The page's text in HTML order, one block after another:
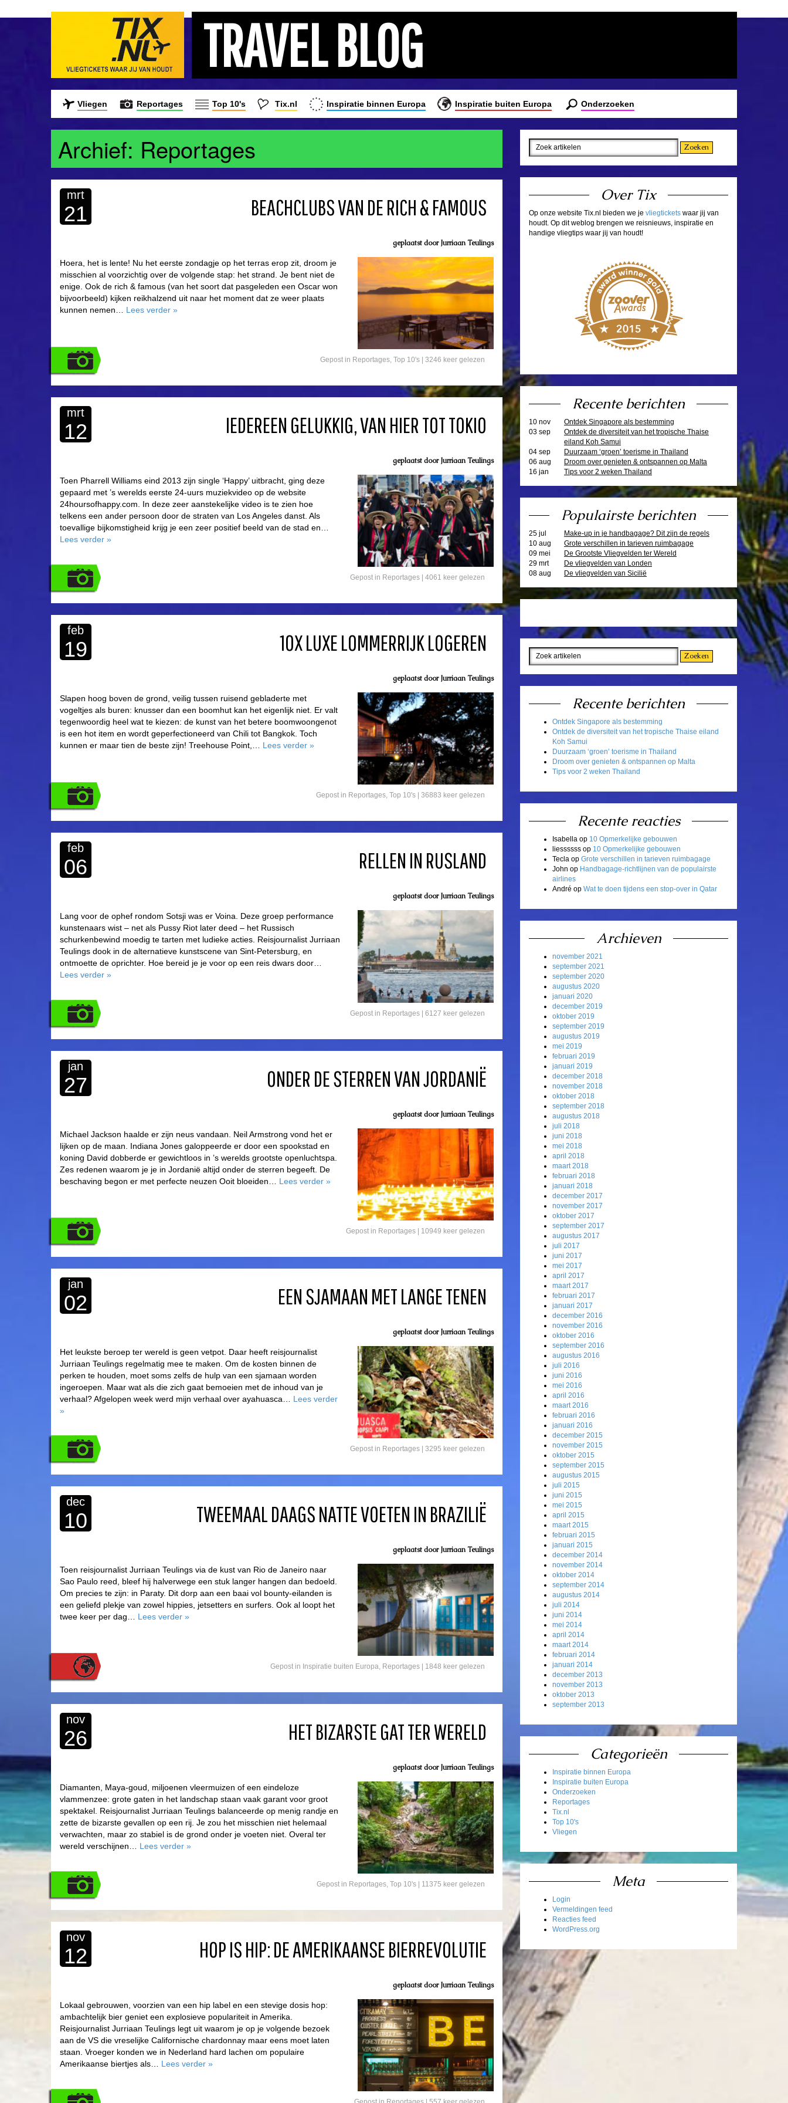
TRAVEL BLOG
Vliegen Reportages Top 10's Tix.nl Inspiratie binnen Europa Inspiratie buiten Europa Onderzoeken
Archief: Reportages
mrt
21 BEACHCLUBS VAN DE RICH & FAMOUS
geplaatst doorJurriaan Teulings
Hoera, het is lente! Nu het eerste zondagje op het terras erop zit, droom je
misschien al voorzichtig over de volgende stap: het strand. Je bent niet de
enige. Ook de rich & famous (van het soort dat pasgeleden een Oscar won
bijvoorbeeld) kijken reikhalzend uit naar het moment dat ze weer plaats
kunnen nemen… Lees verder »
Gepost in Reportages, Top 10's | 3246 keer gelezen
mrt
12 IEDEREEN GELUKKIG, VAN HIER TOT TOKIO
geplaatst doorJurriaan Teulings
Toen Pharrell Williams eind 2013 zijn single ‘Happy’ uitbracht, ging deze
gepaard met ’s werelds eerste 24-uurs muziekvideo op de website
24hoursofhappy.com. In deze zeer aanstekelijke video is te zien hoe
telkens een ander persoon door de straten van Los Angeles danst. Als
toevallige bijkomstigheid krijg je een zeer positief beeld van de stad en…
Lees verder »
Gepost in Reportages | 4061 keer gelezen
feb
19 10X LUXE LOMMERRIJK LOGEREN
geplaatst doorJurriaan Teulings
Slapen hoog boven de grond, veilig tussen ruisend gebladerte met
vogeltjes als buren: knusser dan een boomhut kan het eigenlijk niet. Er valt
tegenwoordig heel wat te kiezen: de kunst van het betere boomwoongenot
is een hot item en wordt geperfectioneerd van Chili tot Bangkok. Toch
kunnen er maar tien de beste zijn! Treehouse Point,… Lees verder »
Gepost in Reportages, Top 10's | 36883 keer gelezen
feb
06 RELLEN IN RUSLAND
geplaatst doorJurriaan Teulings
Lang voor de ophef rondom Sotsji was er Voina. Deze groep performance
kunstenaars wist – net als Pussy Riot later deed – het Russisch
schurkenbewind moedig te tarten met ludieke acties. Reisjournalist Jurriaan
Teulings dook in de alternatieve kunstscene van Sint-Petersburg, en
ontmoette de oprichter. Hoe bereid je je voor op een reis dwars door…
Lees verder »
Gepost in Reportages | 6127 keer gelezen
jan
27 ONDER DE STERREN VAN JORDANIË
geplaatst doorJurriaan Teulings
Michael Jackson haalde er zijn neus vandaan. Neil Armstrong vond het er
lijken op de maan. Indiana Jones galoppeerde er door een spookstad en
koning David dobberde er gewichtloos in ’s werelds grootste openluchtspa.
Zes redenen waarom je je in Jordanië altijd onder de sterren begeeft. De
beschaving begon er met perfecte neuzen Ooit bloeiden… Lees verder »
Gepost in Reportages | 10949 keer gelezen
jan
02 EEN SJAMAAN MET LANGE TENEN
geplaatst doorJurriaan Teulings
Het leukste beroep ter wereld is geen vetpot. Daar heeft reisjournalist
Jurriaan Teulings regelmatig mee te maken. Om de kosten binnen de
perken te houden, moet soms zelfs de hulp van een sjamaan worden
ingeroepen. Maar wat als die zich gaat bemoeien met de inhoud van je
verhaal? Afgelopen week werd mijn verhaal over ayahuasca… Lees verder
»
Gepost in Reportages | 3295 keer gelezen
dec
10 TWEEMAAL DAAGS NATTE VOETEN IN BRAZILIË
geplaatst doorJurriaan Teulings
Toen reisjournalist Jurriaan Teulings via de kust van Rio de Janeiro naar
Sao Paulo reed, bleef hij halverwege een stuk langer hangen dan bedoeld.
Om precies te zijn: in Paraty. Dit dorp aan een baai vol bounty-eilanden is
een geliefd plekje van zowel hippies, jetsetters en surfers. Ook al loopt het
twee keer per dag… Lees verder »
Gepost in Inspiratie buiten Europa, Reportages | 1848 keer gelezen
nov
26 HET BIZARSTE GAT TER WERELD
geplaatst doorJurriaan Teulings
Diamanten, Maya-goud, miljoenen vleermuizen of een eindeloze
vlammenzee: grote gaten in het landschap staan vaak garant voor groot
spektakel. Reisjournalist Jurriaan Teulings balanceerde op menig randje en
zette de bizarste gevallen op een rij. Je zou het misschien niet helemaal
verwachten, maar zo stabiel is de grond onder je voeten niet. Overal ter
wereld verschijnen… Lees verder »
Gepost in Reportages, Top 10's | 11375 keer gelezen
nov
12 HOP IS HIP: DE AMERIKAANSE BIERREVOLUTIE
geplaatst doorJurriaan Teulings
Lokaal gebrouwen, voorzien van een hip label en een stevige dosis hop:
ambachtelijk bier geniet een explosieve populariteit in Amerika.
Reisjournalist Jurriaan Teulings legt uit waarom je op je volgende bezoek
aan de VS die vreselijke Californische chardonnay maar eens moet laten
staan. Vroeger konden we in Nederland hard lachen om populaire
Amerikaanse biertjes als… Lees verder »
Over Tix
Op onze website Tix.nl bieden we je vliegtickets waar jij van
houdt. Op dit weblog brengen we reisnieuws, inspiratie en
handige vliegtips waar jij van houdt!
Recente berichten
10 nov
Ontdek Singapore als bestemming
03 sep
Ontdek de diversiteit van het tropische Thaise
eiland Koh Samui
04 sep
Duurzaam ‘groen’ toerisme in Thailand
06 aug
Droom over genieten & ontspannen op Malta
16 jan
Tips voor 2 weken Thailand
Populairste berichten
25 jul
Make-up in je handbagage? Dit zijn de regels
10 aug
Grote verschillen in tarieven ruimbagage
09 mei
De Grootste Vliegvelden ter Wereld
29 mrt
De vliegvelden van Londen
08 aug
De vliegvelden van Sicilië
Recente berichten
Ontdek Singapore als bestemming
Ontdek de diversiteit van het tropische Thaise eiland
Koh Samui
Duurzaam ‘groen’ toerisme in Thailand
Droom over genieten & ontspannen op Malta
Tips voor 2 weken Thailand
Recente reacties
Isabella op 10 Opmerkelijke gebouwen
liessssss op 10 Opmerkelijke gebouwen
Tecla op Grote verschillen in tarieven ruimbagage
John op Handbagage-richtlijnen van de populairste
airlines
André op Wat te doen tijdens een stop-over in Qatar
Archieven
november 2021
september 2021
september 2020
augustus 2020
januari 2020
december 2019
oktober 2019
september 2019
augustus 2019
mei 2019
februari 2019
januari 2019
december 2018
november 2018
oktober 2018
september 2018
augustus 2018
juli 2018
juni 2018
mei 2018
april 2018
maart 2018
februari 2018
januari 2018
december 2017
november 2017
oktober 2017
september 2017
augustus 2017
juli 2017
juni 2017
mei 2017
april 2017
maart 2017
februari 2017
januari 2017
december 2016
november 2016
oktober 2016
september 2016
augustus 2016
juli 2016
juni 2016
mei 2016
april 2016
maart 2016
februari 2016
januari 2016
december 2015
november 2015
oktober 2015
september 2015
augustus 2015
juli 2015
juni 2015
mei 2015
april 2015
maart 2015
februari 2015
januari 2015
december 2014
november 2014
oktober 2014
september 2014
augustus 2014
juli 2014
juni 2014
mei 2014
april 2014
maart 2014
februari 2014
januari 2014
december 2013
november 2013
oktober 2013
september 2013
Categorieën
Inspiratie binnen Europa
Inspiratie buiten Europa
Onderzoeken
Reportages
Tix.nl
Top 10's
Vliegen
Meta
Login
Vermeldingen feed
Reacties feed
WordPress.org